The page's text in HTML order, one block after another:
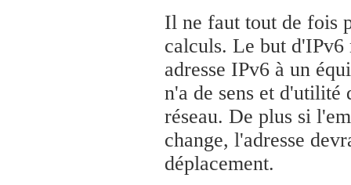
Il ne faut tout de fois
calculs. Le but d'IPv6
adresse IPv6 à un
n'a de sens et d'utilité
réseau. De plus si
change, l'adresse
déplacement.